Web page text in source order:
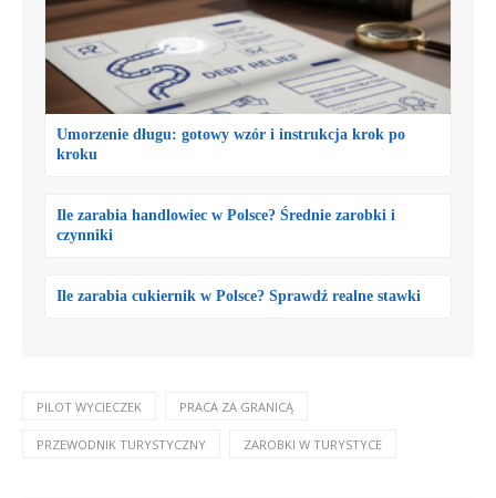
Umorzenie długu: gotowy wzór i instrukcja krok po
kroku
Ile zarabia handlowiec w Polsce? Średnie zarobki i
czynniki
Ile zarabia cukiernik w Polsce? Sprawdź realne stawki
PILOT WYCIECZEK PRACA ZA GRANICĄ
PRZEWODNIK TURYSTYCZNY ZAROBKI W TURYSTYCE